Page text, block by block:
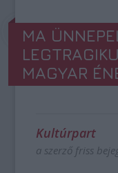
MA
MAGYAR
Kultúrpart
a szerző friss